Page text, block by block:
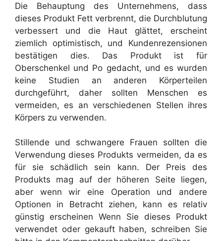
Die Behauptung des Unternehmens, dass
dieses Produkt Fett verbrennt, die Durchblutung
verbessert und die Haut glättet, erscheint
ziemlich optimistisch, und Kundenrezensionen
bestätigen dies. Das Produkt ist für
Oberschenkel und Po gedacht, und es wurden
keine Studien an anderen Körperteilen
durchgeführt, daher sollten Menschen es
vermeiden, es an verschiedenen Stellen ihres
Körpers zu verwenden.
Stillende und schwangere Frauen sollten die
Verwendung dieses Produkts vermeiden, da es
für sie schädlich sein kann. Der Preis des
Produkts mag auf der höheren Seite liegen,
aber wenn wir eine Operation und andere
Optionen in Betracht ziehen, kann es relativ
günstig erscheinen Wenn Sie dieses Produkt
verwendet oder gekauft haben, schreiben Sie